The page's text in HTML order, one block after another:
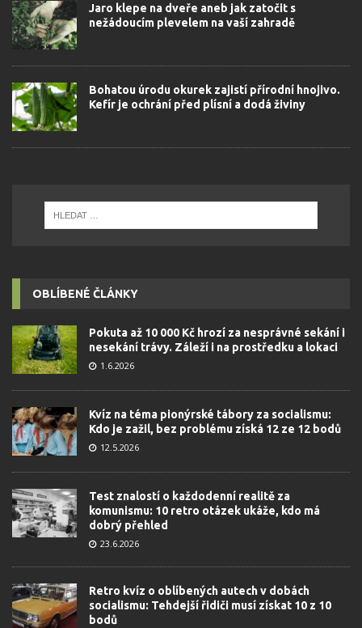
Jaro klepe na dveře aneb jak zatočit s
nežádoucím plevelem na vaší zahradě
Bohatou úrodu okurek zajistí přírodní hnojivo.
Kefír je ochrání před plísní a dodá živiny
OBLÍBENÉ ČLÁNKY
Pokuta až 10 000 Kč hrozí za nesprávné sekání i
nesekání trávy. Záleží i na prostředku a lokaci
1.6.2026
Kvíz na téma pionýrské tábory za socialismu:
Kdo je zažil, bez problému získá 12 ze 12 bodů
12.5.2026
Test znalostí o každodenní realitě za
komunismu: 10 retro otázek ukáže, kdo má
dobrý přehled
23.6.2026
Retro kvíz o oblíbených autech v dobách
socialismu: Tehdejší řidiči musí získat 10 z 10
bodů